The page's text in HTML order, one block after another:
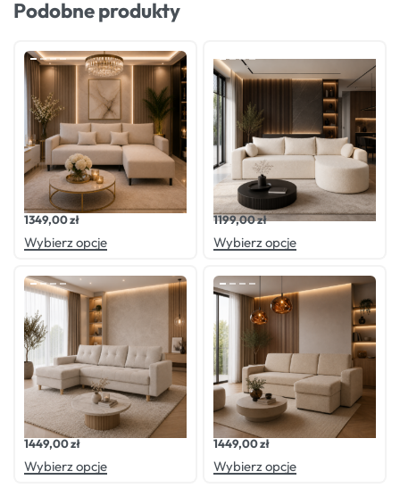
Podobne produkty
Oceniono0na 5
Narożnik LOFT
1349,00zł
Wybierz opcje
Oceniono0na 5
Narożnik GLOW
1199,00zł
Wybierz opcje
Oceniono na 5
Narożnik ARCTIC
1449,00zł
Wybierz opcje
Oceniono na 5
Narożnik WOJAN
1449,00zł
Wybierz opcje